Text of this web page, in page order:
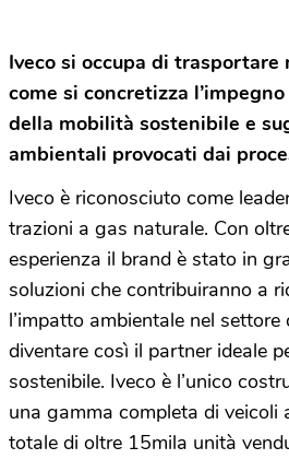
Iveco si occupa di trasportare
come si concretizza
della mobilità sostenibile e
ambientali provocati dai
Iveco è riconosciuto come
trazioni a gas naturale. Con
esperienza il brand è stato in
soluzioni che contribuiranno a
l’impatto ambientale nel
diventare così il partner ideale
sostenibile. Iveco è l’unico
una gamma completa di veicoli
totale di oltre 15mila unità